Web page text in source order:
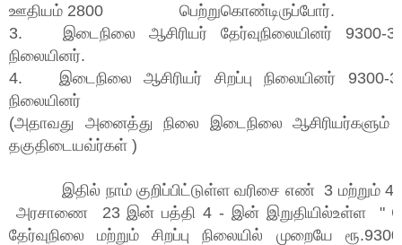
ஊதியம் 2800 பெற்றுகொண்டிருப்போர்.
3. இடைநிலை ஆசிரியர் தேர்வுநிலையினர் 9300-
நிலையினர்.
4. இடைநிலை ஆசிரியர் சிறப்பு நிலையினர் 9300-
நிலையினர்
(அதாவது அனைத்து நிலை இடைநிலை ஆசிரியர்களும்
தகுதிடையவ்ர்கள் )
இதில் நாம் குறிப்பிட்டுள்ள வரிசை எண் 3 மற்றும்
அரசாணை 23 இன் பத்தி 4 - இன் இறுதியில்உள்ள "
தேர்வுநிலை மற்றும் சிறப்பு நிலையில் முறையே